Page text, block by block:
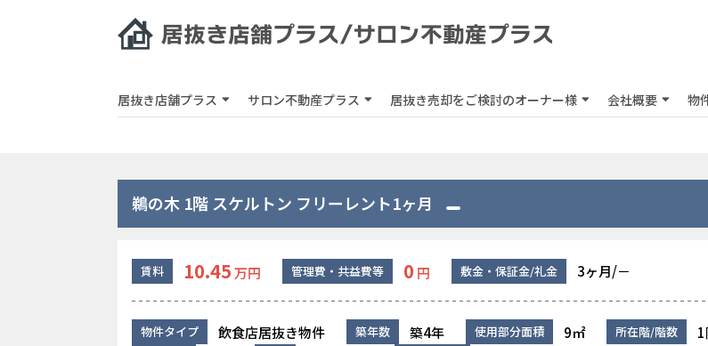
居抜き店舗プラス サロン不動産プラス 居抜き売却をご検討のオーナー様 会社概要 物
鵜の木 1階 スケルトン フリーレント1ヶ月
賃料 10.45万円 管理費・共益費等 0 円 敷金・保証金/礼金 3ヶ月/－
物件タイプ 飲食店居抜き物件 築年数 築4年 使用部分面積 9㎡ 所在階/階数